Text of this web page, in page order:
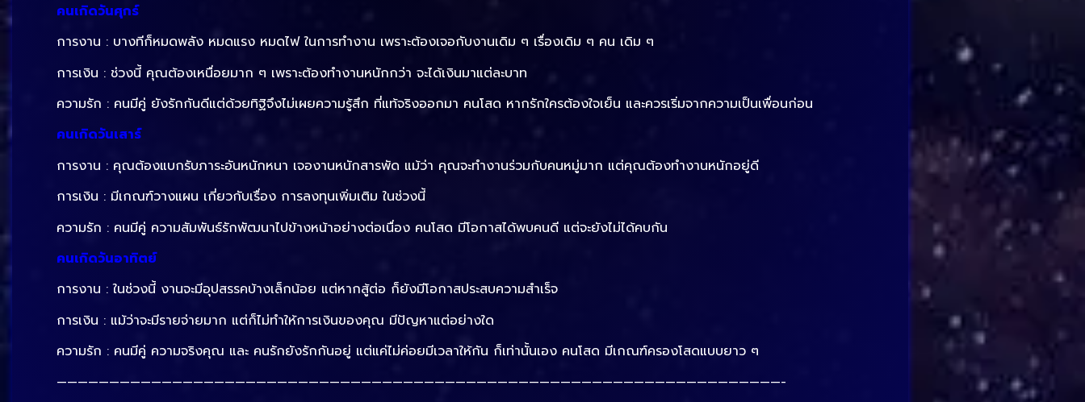
คนเกิดวันศุกร์
การงาน : บางทีก็หมดพลัง หมดแรง หมดไฟ ในการทำงาน เพราะต้องเจอกับงานเดิม ๆ เรื่องเดิม ๆ คน เดิม ๆ
การเงิน : ช่วงนี้ คุณต้องเหนื่อยมาก ๆ เพราะต้องทำงานหนักกว่า จะได้เงินมาแต่ละบาท
ความรัก : คนมีคู่ ยังรักกันดีแต่ด้วยทิฐิจึงไม่เผยความรู้สึก ที่แท้จริงออกมา คนโสด หากรักใครต้องใจเย็น และควรเริ่มจากความเป็นเพื่อนก่อน
คนเกิดวันเสาร์
การงาน : คุณต้องแบกรับภาระอันหนักหนา เจองานหนักสารพัด แม้ว่า คุณจะทำงานร่วมกับคนหมู่มาก แต่คุณต้องทำงานหนักอยู่ดี
การเงิน : มีเกณฑ์วางแผน เกี่ยวกับเรื่อง การลงทุนเพิ่มเติม ในช่วงนี้
ความรัก : คนมีคู่ ความสัมพันธ์รักพัฒนาไปข้างหน้าอย่างต่อเนื่อง คนโสด มีโอกาสได้พบคนดี แต่จะยังไม่ได้คบกัน
คนเกิดวันอาทิตย์
การงาน : ในช่วงนี้ งานจะมีอุปสรรคบ้างเล็กน้อย แต่หากสู้ต่อ ก็ยังมีโอกาสประสบความสำเร็จ
การเงิน : แม้ว่าจะมีรายจ่ายมาก แต่ก็ไม่ทำให้การเงินของคุณ มีปัญหาแต่อย่างใด
ความรัก : คนมีคู่ ความจริงคุณ และ คนรักยังรักกันอยู่ แต่แค่ไม่ค่อยมีเวลาให้กัน ก็เท่านั้นเอง คนโสด มีเกณฑ์ครองโสดแบบยาว ๆ
—————————————————————————————————————————————————————————————————————-